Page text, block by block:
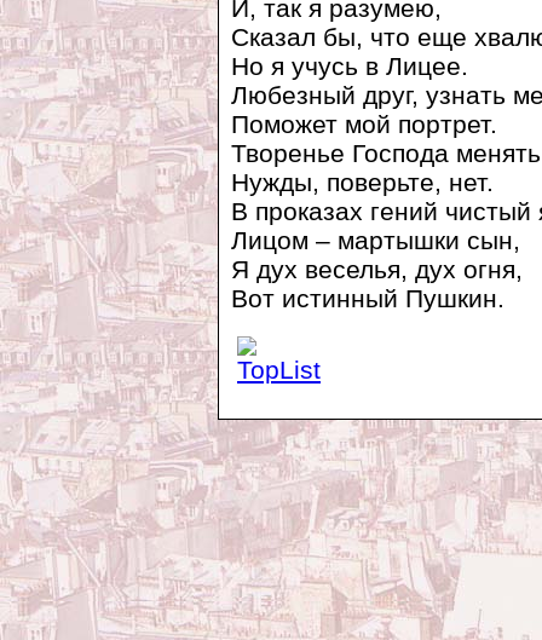
И, так я разумею,
Сказал бы, что еще
Но я учусь в Лицее.
Любезный друг, узнать
Поможет мой портрет.
Творенье Господа менять
Нужды, поверьте, нет.
В проказах гений чистый
Лицом – мартышки сын,
Я дух веселья, дух огня,
Вот истинный Пушкин.